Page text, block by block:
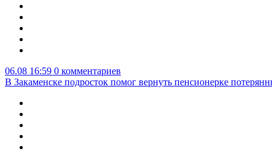
06.08 16:59 0 комментариев
В Закаменске подросток помог вернуть пенсионерке